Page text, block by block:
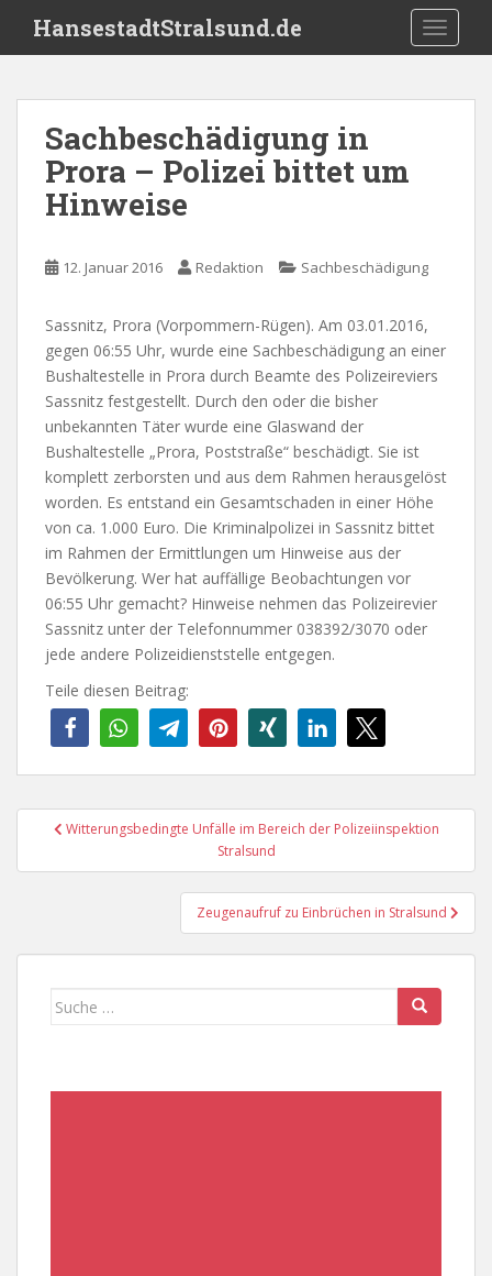
i
HansestadtStralsund.de
Sachbeschädigung in
Prora – Polizei bittet um
Hinweise
12. Januar 2016 Redaktion Sachbeschädigung
Sassnitz, Prora (Vorpommern-Rügen). Am 03.01.2016,
gegen 06:55 Uhr, wurde eine Sachbeschädigung an einer
Bushaltestelle in Prora durch Beamte des Polizeireviers
Sassnitz festgestellt. Durch den oder die bisher
unbekannten Täter wurde eine Glaswand der
Bushaltestelle „Prora, Poststraße“ beschädigt. Sie ist
komplett zerborsten und aus dem Rahmen herausgelöst
worden. Es entstand ein Gesamtschaden in einer Höhe
von ca. 1.000 Euro. Die Kriminalpolizei in Sassnitz bittet
im Rahmen der Ermittlungen um Hinweise aus der
Bevölkerung. Wer hat auffällige Beobachtungen vor
06:55 Uhr gemacht? Hinweise nehmen das Polizeirevier
Sassnitz unter der Telefonnummer 038392/3070 oder
jede andere Polizeidienststelle entgegen.
Teile diesen Beitrag:
Beitragsnavigation
Witterungsbedingte Unfälle im Bereich der Polizeiinspektion
Stralsund
Zeugenaufruf zu Einbrüchen in Stralsund
Suche